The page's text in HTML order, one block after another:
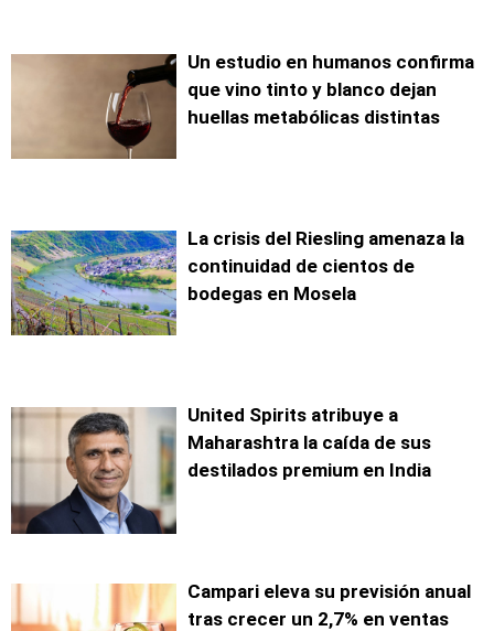
Un estudio en humanos confirma
que vino tinto y blanco dejan
huellas metabólicas distintas
La crisis del Riesling amenaza la
continuidad de cientos de
bodegas en Mosela
United Spirits atribuye a
Maharashtra la caída de sus
destilados premium en India
Campari eleva su previsión anual
tras crecer un 2,7% en ventas